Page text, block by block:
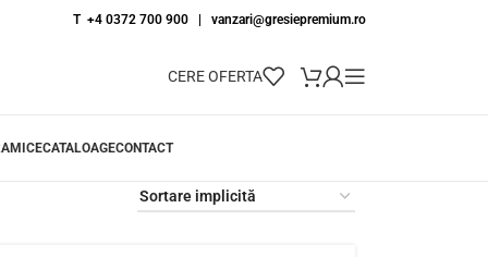
T +4 0372 700 900 | vanzari@gresiepremium.ro
CERE OFERTA
CATALOAGECONTACT